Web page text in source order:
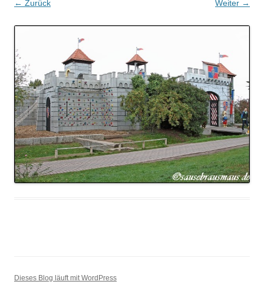
← Zurück Weiter →
Dieses Blog läuft mit WordPress